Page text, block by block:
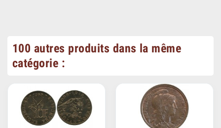
100 autres produits dans la même
catégorie :